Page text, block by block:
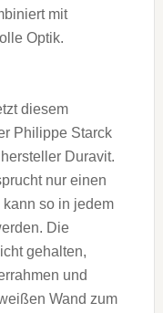
mit
Optik.
diesem
Philippe Starck
Duravit.
nur einen
so in jedem
Die
gehalten,
und
Wand zum